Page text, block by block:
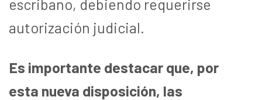
escribano, debiendo requerirse
autorización judicial.
Es importante destacar que, por
esta nueva disposición, las